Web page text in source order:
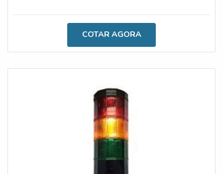
ao equipamento e operador.Diante dessas vantagens, o
comparado aos benefícios propiciados pelo uso do
aparato, como a medição dos ângulos frontais e laterais,
COTAR AGORA